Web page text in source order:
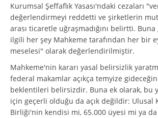
Kurumsal Şeffaflık Yasası'ndaki cezaları
değerlendirmeyi reddetti ve şirketlerin
arası ticaretle uğraşmadığını belirtti.
ilgili her şey Mahkeme tarafından her bir
meselesi" olarak değerlendirilmiştir.
Mahkeme'nin kararı yasal belirsizlik
federal makamlar açıkça temyize
beklentileri belirsizdir. Buna ek olarak, bu
için geçerli olduğu da açık değildir: Ulusal
Birliği'nin kendisi mi, 65.000 üyesi mi ya